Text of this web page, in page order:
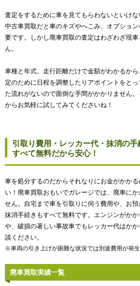
査定をするために車を見てもらわないといけ
中古車買取だと車のキズやへこみ、オプショ
要です。しかし廃車買取の査定はわざわざ現
ん。
車種と年式、走行距離だけで金額がわかるか
定のために日程を調整したりアポイントをと
た流れがないので面倒な手間がかかりません
からお気軽に試してみてくださいね！
引取り費用・レッカー代・抹消の
すべて無料だから安心！
車を処分するのだからそれなりにお金がかか
い！廃車買取おもいでガレージでは、廃車に
せん。自宅まで車を引取りに伺う費用や、お
抹消手続きもすべて無料です。エンジンがか
や、破損の著しい事故車でもレッカー代はか
談ください。
※車両の引き上げが困難な状況では別途費用が発生
廃車買取実績一覧